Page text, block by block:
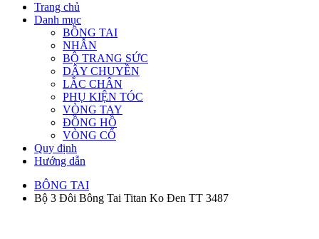
Trang chủ
Danh mục
BÔNG TAI
NHẪN
BỘ TRANG SỨC
DÂY CHUYỀN
LẮC CHÂN
PHỤ KIỆN TÓC
VÒNG TAY
ĐỒNG HỒ
VÒNG CỔ
Quy định
Hướng dẫn
BÔNG TAI
Bộ 3 Đôi Bông Tai Titan Ko Đen TT 3487